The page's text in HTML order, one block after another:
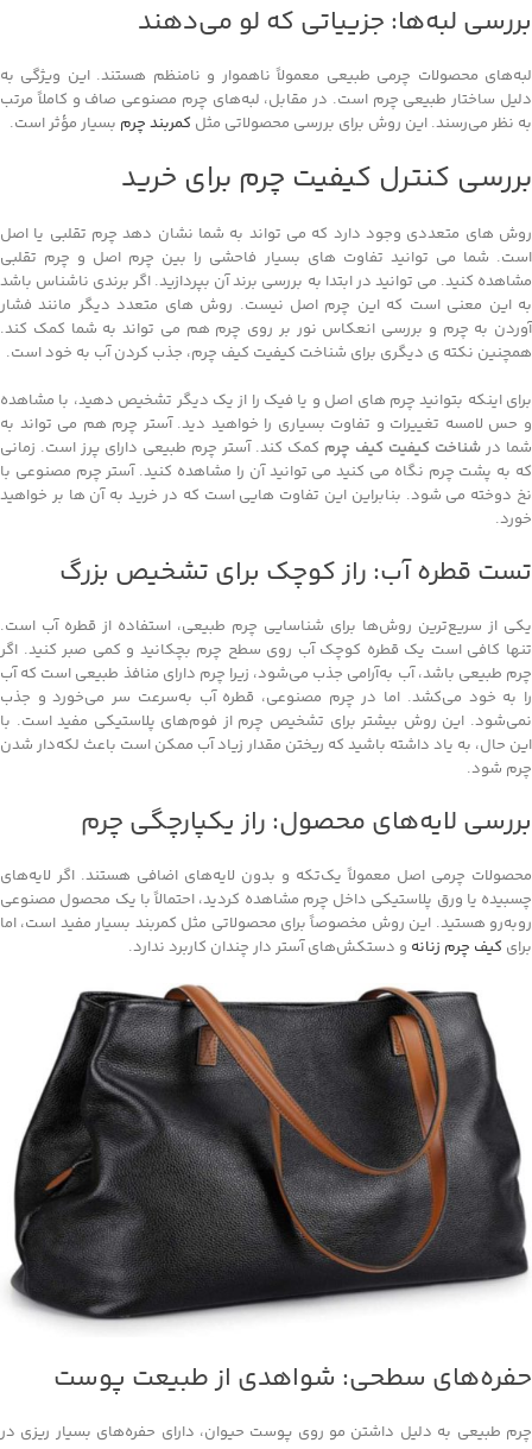
بررسی لبه‌ها: جزییاتی که لو می‌دهند
لبه‌های محصولات چرمی طبیعی معمولاً ناهموار و نامنظم هستند. این ویژگی به
دلیل ساختار طبیعی چرم است. در مقابل، لبه‌های چرم مصنوعی صاف و کاملاً مرتب
به نظر می‌رسند. این روش برای بررسی محصولاتی مثل کمربند چرم بسیار مؤثر است.
بررسی کنترل کیفیت چرم برای خرید
روش های متعددی وجود دارد که می تواند به شما نشان دهد چرم تقلبی یا اصل
است. شما می توانید تفاوت های بسیار فاحشی را بین چرم اصل و چرم تقلبی
مشاهده کنید. می توانید در ابتدا به بررسی برند آن بپردازید. اگر برندی ناشناس باشد
به این معنی است که این چرم اصل نیست. روش های متعدد دیگر مانند فشار
آوردن به چرم و بررسی انعکاس نور بر روی چرم هم می تواند به شما کمک کند.
همچنین نکته ی دیگری برای شناخت کیفیت کیف چرم، جذب کردن آب به خود است.
برای اینکه بتوانید چرم های اصل و یا فیک را از یک دیگر تشخیص دهید، با مشاهده
و حس لامسه تغییرات و تفاوت بسیاری را خواهید دید. آستر چرم هم می تواند به
شما در شناخت کیفیت کیف چرم کمک کند. آستر چرم طبیعی دارای پرز است. زمانی
که به پشت چرم نگاه می کنید می توانید آن را مشاهده کنید. آستر چرم مصنوعی با
نخ دوخته می شود. بنابراین این تفاوت هایی است که در خرید به آن ها بر خواهید
خورد.
تست قطره آب: راز کوچک برای تشخیص بزرگ
یکی از سریع‌ترین روش‌ها برای شناسایی چرم طبیعی، استفاده از قطره آب است.
تنها کافی است یک قطره کوچک آب روی سطح چرم بچکانید و کمی صبر کنید. اگر
چرم طبیعی باشد، آب به‌آرامی جذب می‌شود، زیرا چرم دارای منافذ طبیعی است که آب
را به خود می‌کشد. اما در چرم مصنوعی، قطره آب به‌سرعت سر می‌خورد و جذب
نمی‌شود. این روش بیشتر برای تشخیص چرم از فوم‌های پلاستیکی مفید است. با
این حال، به یاد داشته باشید که ریختن مقدار زیاد آب ممکن است باعث لکه‌دار شدن
چرم شود.
بررسی لایه‌های محصول: راز یکپارچگی چرم
محصولات چرمی اصل معمولاً یک‌تکه و بدون لایه‌های اضافی هستند. اگر لایه‌های
چسبیده یا ورق پلاستیکی داخل چرم مشاهده کردید، احتمالاً با یک محصول مصنوعی
روبه‌رو هستید. این روش مخصوصاً برای محصولاتی مثل کمربند بسیار مفید است، اما
برای کیف چرم زنانه و دستکش‌های آستر دار چندان کاربرد ندارد.
حفره‌های سطحی: شواهدی از طبیعت پوست
چرم طبیعی به دلیل داشتن مو روی پوست حیوان، دارای حفره‌های بسیار ریزی در